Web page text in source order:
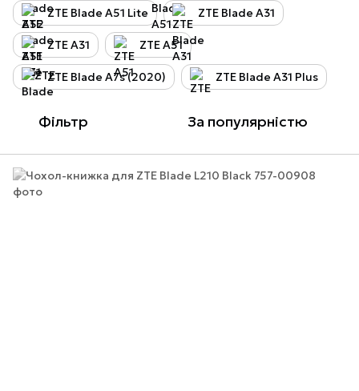
ZTE Blade A51 Lite ZTE Blade A31
ZTE A31 ZTE A51
ZTE Blade A7s (2020) ZTE Blade A31 Plus
Фільтр За популярністю